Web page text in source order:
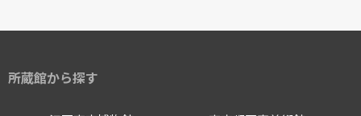
所蔵館から探す